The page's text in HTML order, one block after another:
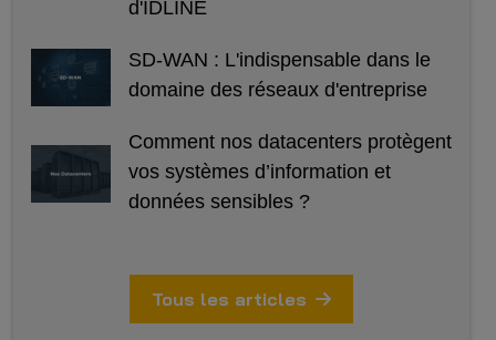
d'IDLINE
SD-WAN : L'indispensable dans le
domaine des réseaux d'entreprise
Comment nos datacenters protègent
vos systèmes d’information et
données sensibles ?
Tous les articles